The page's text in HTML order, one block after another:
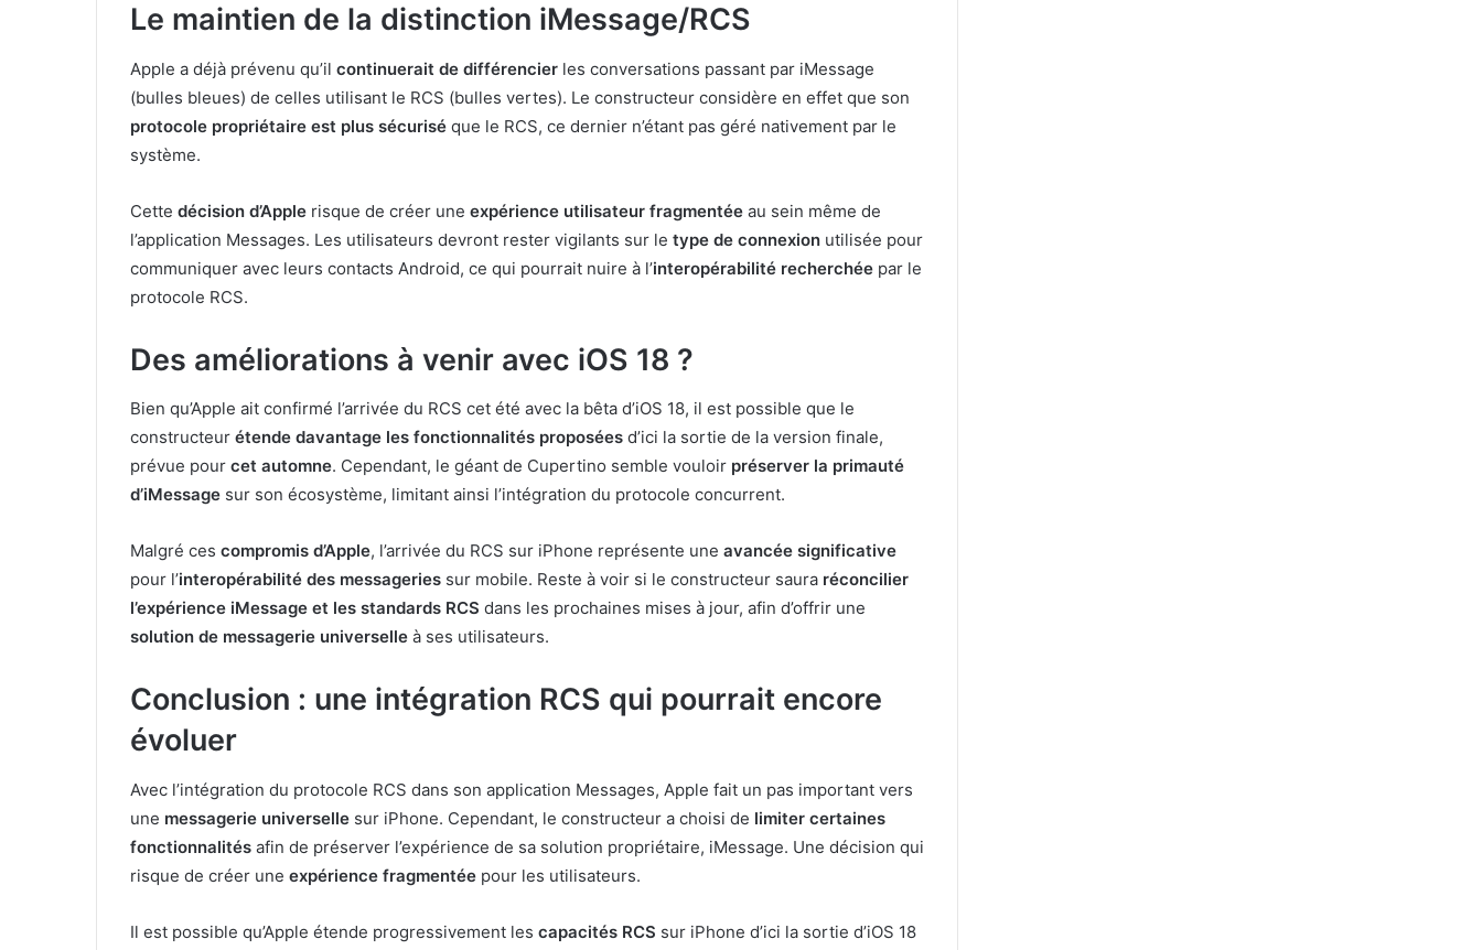
Le maintien de la distinction iMessage/RCS
Apple a déjà prévenu qu’il continuerait de différencier les conversations passant par iMessage
(bulles bleues) de celles utilisant le RCS (bulles vertes). Le constructeur considère en effet que son
protocole propriétaire est plus sécurisé que le RCS, ce dernier n’étant pas géré nativement par le
système.
Cette décision d’Apple risque de créer une expérience utilisateur fragmentée au sein même de
l’application Messages. Les utilisateurs devront rester vigilants sur le type de connexion utilisée pour
communiquer avec leurs contacts Android, ce qui pourrait nuire à l’interopérabilité recherchée par le
protocole RCS.
Des améliorations à venir avec iOS 18 ?
Bien qu’Apple ait confirmé l’arrivée du RCS cet été avec la bêta d’iOS 18, il est possible que le
constructeur étende davantage les fonctionnalités proposées d’ici la sortie de la version finale,
prévue pour cet automne. Cependant, le géant de Cupertino semble vouloir préserver la primauté
d’iMessage sur son écosystème, limitant ainsi l’intégration du protocole concurrent.
Malgré ces compromis d’Apple, l’arrivée du RCS sur iPhone représente une avancée significative
pour l’interopérabilité des messageries sur mobile. Reste à voir si le constructeur saura réconcilier
l’expérience iMessage et les standards RCS dans les prochaines mises à jour, afin d’offrir une
solution de messagerie universelle à ses utilisateurs.
Conclusion : une intégration RCS qui pourrait encore
évoluer
Avec l’intégration du protocole RCS dans son application Messages, Apple fait un pas important vers
une messagerie universelle sur iPhone. Cependant, le constructeur a choisi de limiter certaines
fonctionnalités afin de préserver l’expérience de sa solution propriétaire, iMessage. Une décision qui
risque de créer une expérience fragmentée pour les utilisateurs.
Il est possible qu’Apple étende progressivement les capacités RCS sur iPhone d’ici la sortie d’iOS 18